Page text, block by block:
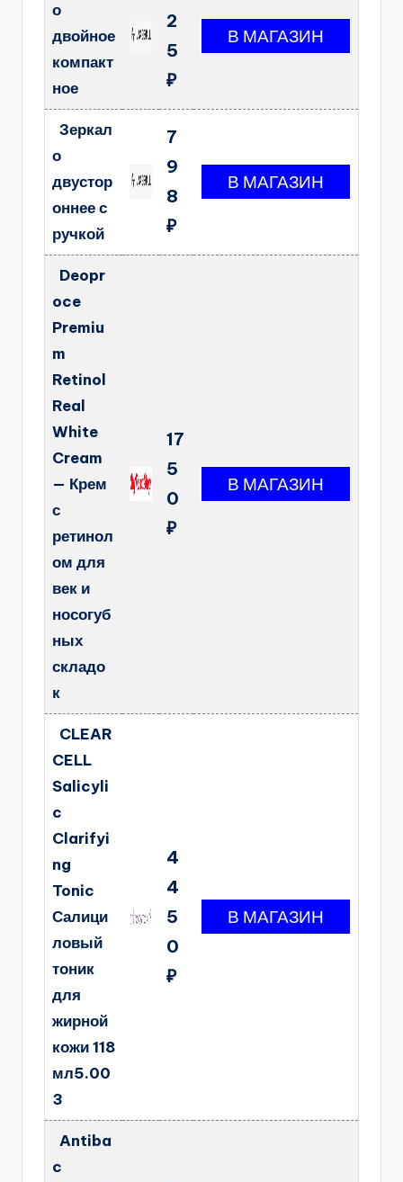
о
двойное
компакт
ное
2
5
₽
Зеркал
о
двустор
оннее с
ручкой
7
9
8
₽
Deopr
oce
Premiu
m
Retinol
Real
White
Cream
— Крем
с
ретинол
ом для
век и
носогуб
ных
складо
к
17
5
0
₽
CLEAR
CELL
Salicyli
c
Clarifyi
ng
Tonic
Салици
ловый
тоник
для
жирной
кожи 118
мл5.00
3
4
4
5
0
₽
Antiba
c